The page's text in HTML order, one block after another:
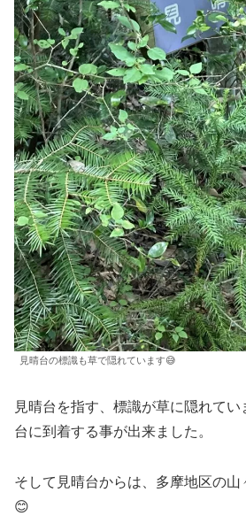
見晴台の標識も草で隠れています😅
見晴台を指す、標識が草に隠れて
台に到着する事が出来ました。
そして見晴台からは、多摩地区の山
😊